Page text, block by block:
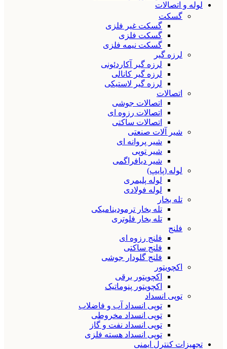
لوله و اتصالات
گسکت
گسکت غیر فلزی
گسکت فلزی
گسکت نیمه فلزی
لرزه گیر
لرزه گیر آکاردئونی
لرزه گیر کانالی
لرزه گیر لاستیکی
اتصالات
اتصالات جوشی
اتصالات رزوه ای
اتصالات ساکتی
شیر آلات صنعتی
شیر پروانه ای
شیر توپی
شیر دیافراگمی
لوله (پایپ)
لوله پلیمری
لوله فولادی
تله بخار
تله بخار ترمودینامیکی
تله بخار فلوتری
فلنج
فلنج رزوه ای
فلنج ساکتی
فلنج گلودار جوشی
اکچویتور
اکچویتور برقی
اکچویتور پنوماتیک
توپی انسداد
توپی انسداد آب و فاضلاب
توپی انسداد مخروطی
توپی انسداد نفت و گاز
توپی انسداد هسته فلزی
تجهیزات کنترل ایمنی